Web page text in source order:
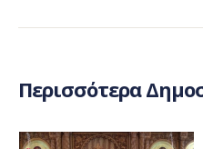
Περισσότερα